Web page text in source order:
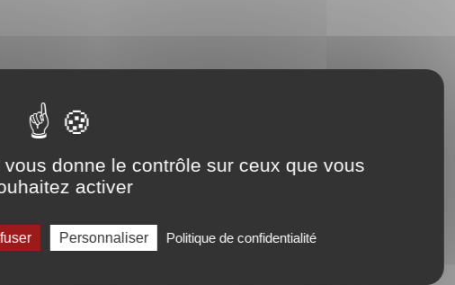
donne le contrôle sur ceux que vous
activer
Personnaliser Politique de confidentialité